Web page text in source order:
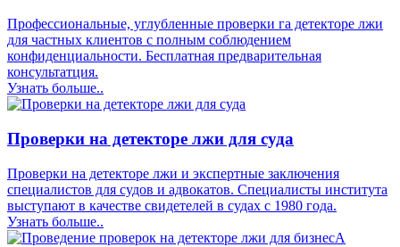
Профессиональные, углубленные проверки га детекторе лжи
для частных клиентов с полным соблюдением
конфиденциальности. Бесплатная предварительная
консультатция.
Узнать больше..
Проверки на детекторе лжи для суда
Проверки на детекторе лжи и экспертные заключения
специалистов для судов и адвокатов. Специалисты института
выступают в качестве свидетелей в судах с 1980 года.
Узнать больше..